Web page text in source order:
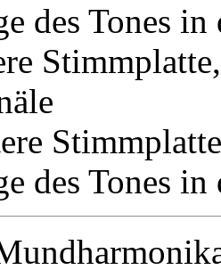
des Tones
des Tones